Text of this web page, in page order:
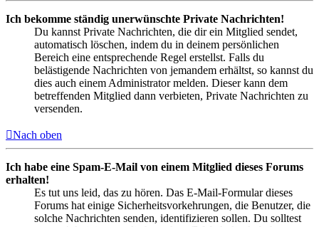
Ich bekomme ständig unerwünschte Private Nachrichten!
Du kannst Private Nachrichten, die dir ein Mitglied sendet,
automatisch löschen, indem du in deinem persönlichen
Bereich eine entsprechende Regel erstellst. Falls du
belästigende Nachrichten von jemandem erhältst, so kannst du
dies auch einem Administrator melden. Dieser kann dem
betreffenden Mitglied dann verbieten, Private Nachrichten zu
versenden.
Nach oben
Ich habe eine Spam-E-Mail von einem Mitglied dieses Forums
erhalten!
Es tut uns leid, das zu hören. Das E-Mail-Formular dieses
Forums hat einige Sicherheitsvorkehrungen, die Benutzer, die
solche Nachrichten senden, identifizieren sollen. Du solltest